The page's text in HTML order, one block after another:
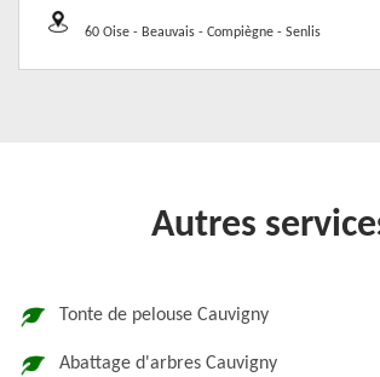
60 Oise - Beauvais - Compiègne - Senlis
Autres
Tonte de pelouse Cauvigny
Abattage d'arbres Cauvigny